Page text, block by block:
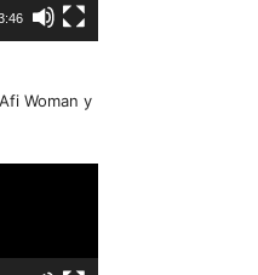
Woman y